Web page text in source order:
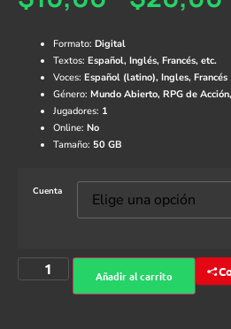
Formato: Digital
Textos: Español, Inglés, Francés, etc.
Voces: Español (latino), Ingles, Francés
Género: Mundo Abierto, RPG de
Jugadores: 1
Online: No
Tamaño: 50 GB
Cuenta
Añadir al carrito